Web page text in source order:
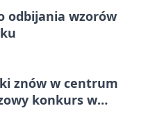
odbijania wzorów
znów w centrum
konkurs w